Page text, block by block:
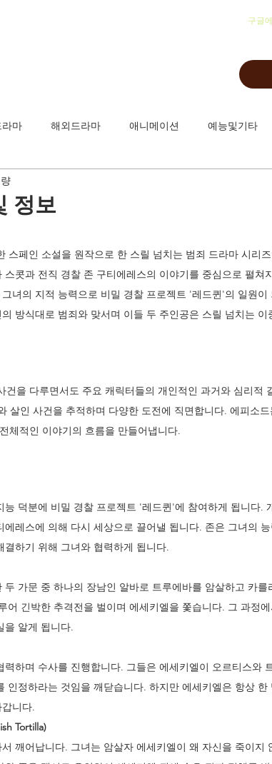
구글
라마 해외드라마 애니메이션 예능및기타
정보
스페인 소설을 원작으로 한 스릴 넘치는 범죄 드라마 시리
콧과 전직 경찰 존 구티에레스의 이야기를 중심으로 펼쳐
녀의 지적 능력으로 비밀 경찰 프로젝트 '레드퀸'의 일원이
방식대로 범죄와 맞서며 이들 두 주인공은 스릴 넘치는 이
을 다루면서도 주요 캐릭터들의 개인적인 과거와 심리적
살인 사건을 추적하며 다양한 도전에 직면합니다. 에피소
체적인 이야기의 흐름을 만들어냅니다.
능 덕분에 비밀 경찰 프로젝트 '레드퀸'에 참여하게 됩니다.
레스에 의해 다시 세상으로 끌어낼 됩니다. 존은 그녀의
하기 위해 그녀와 협력하게 됩니다.
가문 중 하나의 장남인 알바로 트루에바를 암살하고 카를
어 긴박한 추격전을 벌이며 에세키엘을 쫓습니다. 그 과정
을 알게 됩니다.
하며 수사를 진행합니다. 그들은 에세키엘이 오르티스와
인정하라는 것임을 깨닫습니다. 하지만 에세키엘은 항상 한
니다.
Tortilla)
깨어납니다. 그녀는 암살자 에세키엘이 왜 자신을 죽이지